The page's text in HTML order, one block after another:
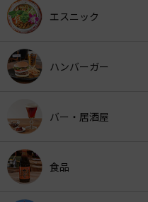
エスニック
ハンバーガー
バー・居酒屋
食品